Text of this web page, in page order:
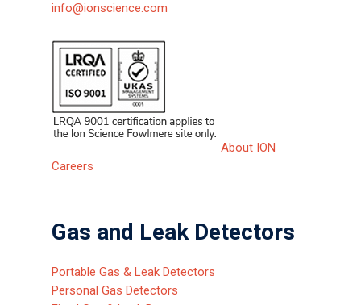
info@ionscience.com
About ION
Careers
Gas and Leak Detectors
Portable Gas & Leak Detectors
Personal Gas Detectors